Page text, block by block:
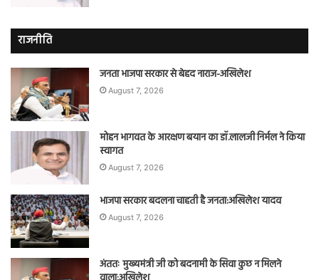
राजनीति
जनता भाजपा सरकार से बेहद नाराज-अखिलेश
August 7, 2026
मोहन भागवत के आरक्षण बयान का डॉ.लालजी निर्मल ने किया
स्वागत
August 7, 2026
भाजपा सरकार बदलना चाहती है जनता:अखिलेश यादव
August 7, 2026
अंततः मुख्यमंत्री जी को बदनामी के सिवा कुछ न मिलने